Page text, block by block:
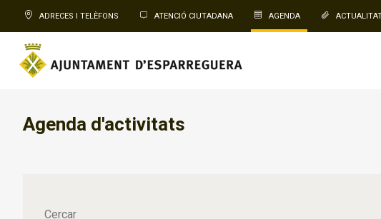
ADRECES I TELÈFONS ATENCIÓ CIUTADANA AGENDA
Agenda d'activitats
Cercar